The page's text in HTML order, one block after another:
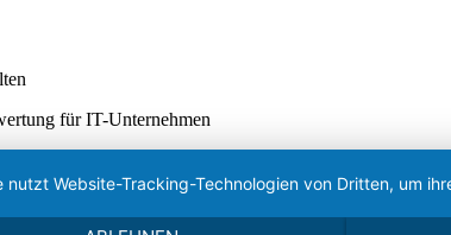
für IT-Unternehmen
nutzt Website-Tracking-Technologien von Dritten, um